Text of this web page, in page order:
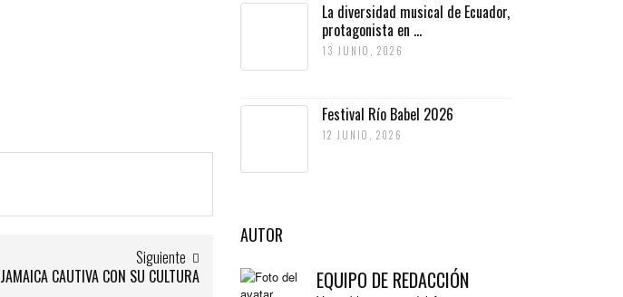
Siguiente
JAMAICA CAUTIVA CON SU CULTURA
La diversidad musical de Ecuador,
protagonista en ...
13 JUNIO, 2026
Festival Río Babel 2026
12 JUNIO, 2026
AUTOR
EQUIPO DE REDACCIÓN